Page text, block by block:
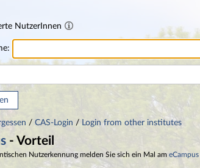
NutzerInnen
/ CAS-Login / Login from other institutes
- Vorteil
Nutzerkennung melden Sie sich ein Mal am eCampus